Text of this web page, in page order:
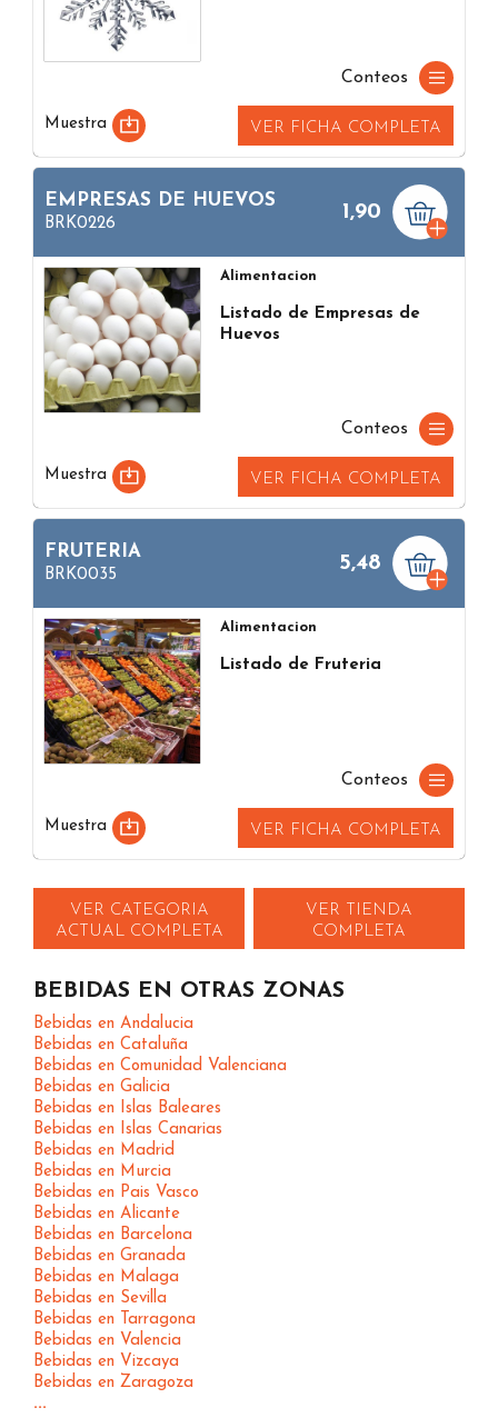
Conteos
Muestra VER FICHA COMPLETA
EMPRESAS DE HUEVOS
BRK0226
1,90
Alimentacion
Listado de Empresas de
Huevos
Conteos
Muestra VER FICHA COMPLETA
FRUTERIA
BRK0035
5,48
Alimentacion
Listado de Fruteria
Conteos
Muestra VER FICHA COMPLETA
VER CATEGORIA
ACTUAL COMPLETA
VER TIENDA
COMPLETA
BEBIDAS EN OTRAS ZONAS
Bebidas en Andalucia
Bebidas en Cataluña
Bebidas en Comunidad Valenciana
Bebidas en Galicia
Bebidas en Islas Baleares
Bebidas en Islas Canarias
Bebidas en Madrid
Bebidas en Murcia
Bebidas en Pais Vasco
Bebidas en Alicante
Bebidas en Barcelona
Bebidas en Granada
Bebidas en Malaga
Bebidas en Sevilla
Bebidas en Tarragona
Bebidas en Valencia
Bebidas en Vizcaya
Bebidas en Zaragoza
...